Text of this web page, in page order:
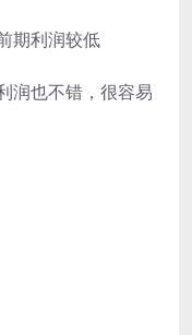
期利润较低
润也不错，很容易